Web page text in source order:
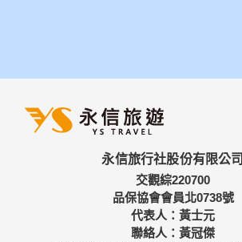
永信旅行社股份有限公司
交觀綜220700
品保協會會員北0738號
代表人：黃士元
聯絡人：黃冠傑